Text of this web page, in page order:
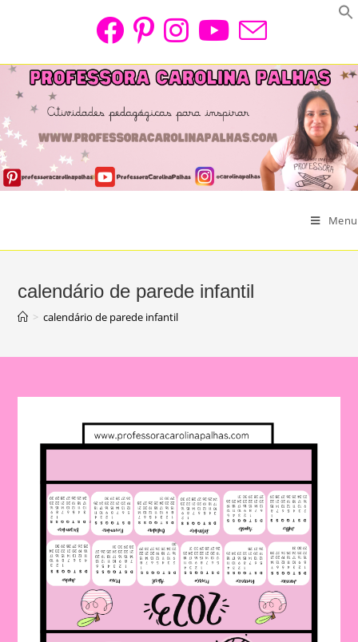
Menu
calendário de parede infantil
> calendário de parede infantil